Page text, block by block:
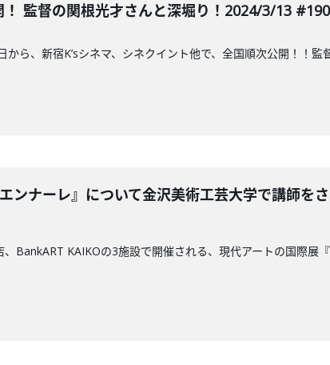
監督の関根光才さんと深堀り！2024/3/13 #190
ら、新宿K’sシネマ、シネクイント他で、全国順次公開！！監
ンナーレ』について金沢美術工芸大学で講師を
BankART KAIKOの3施設で開催される、現代アートの国際展